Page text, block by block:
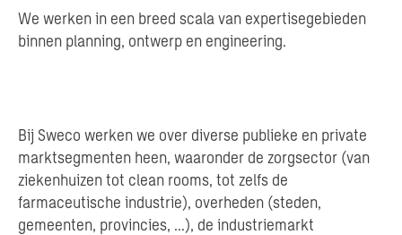
We werken in een breed scala van expertisegebieden
binnen planning, ontwerp en engineering.
Bij Sweco werken we over diverse publieke en private
marktsegmenten heen, waaronder de zorgsector (van
ziekenhuizen tot clean rooms, tot zelfs de
farmaceutische industrie), overheden (steden,
gemeenten, provincies, …), de industriemarkt